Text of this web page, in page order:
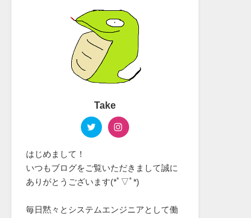
Take
はじめまして！
いつもブログをご覧いただきまして誠に
ありがとうございます(*ﾟ▽ﾟ*)
毎日黙々とシステムエンジニアとして働